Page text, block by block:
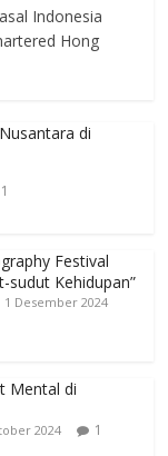
Indonesia
Hong
di
1
Festival
sudut Kehidupan”
1 Desember 2024
Mental di
2024 1